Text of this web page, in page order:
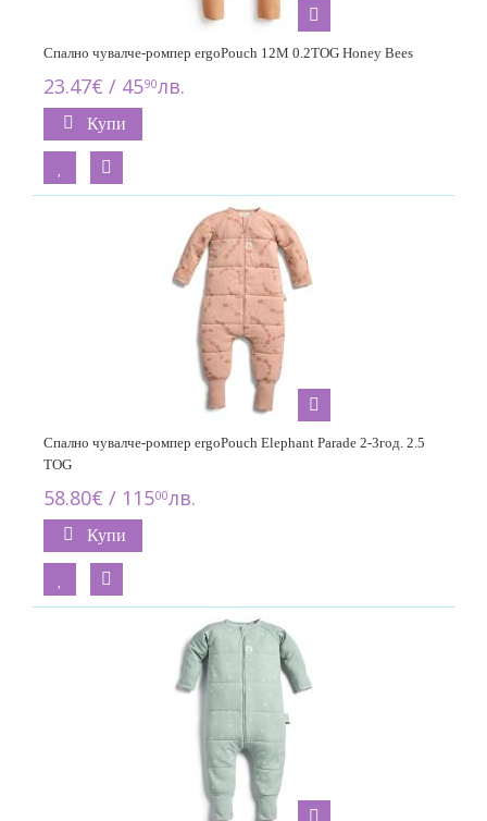
Спално чувалче-ромпер ergoPouch 12M 0.2TOG Honey Bees
23.47€ / 4590лв.
Купи
Спално чувалче-ромпер ergoPouch Elephant Parade 2-3год. 2.5
TOG
58.80€ / 11500лв.
Купи